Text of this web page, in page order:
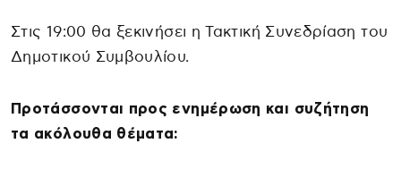
Στις 19:00 θα ξεκινήσει η Τακτική Συνεδρίαση του
Δημοτικού Συμβουλίου.
Προτάσσονται προς ενημέρωση και συζήτηση
τα ακόλουθα θέματα: